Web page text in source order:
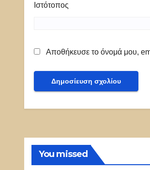
Ιστότοπος
Αποθήκευσε το όνομά μου,
You missed